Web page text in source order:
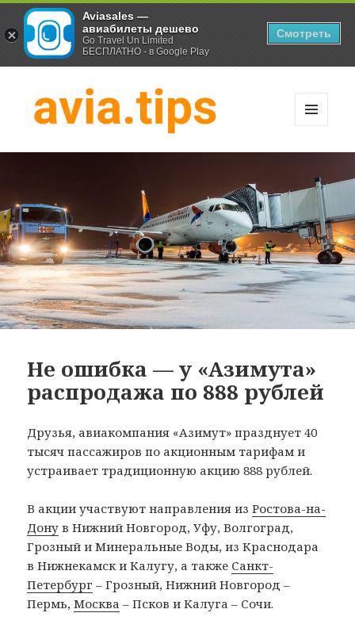
путешественников
Не ошибка — у «Азимута»
распродажа по 888 рублей
Друзья, авиакомпания «Азимут» празднует 40
тысяч пассажиров по акционным тарифам и
устраивает традиционную акцию 888 рублей.
В акции участвуют направления изРостова-на-
Дону в Нижний Новгород, Уфу, Волгоград,
Грозный и Минеральные Воды, из Краснодара
в Нижнекамск и Калугу, а также Санкт-
Петербург – Грозный, Нижний Новгород –
Пермь,Москва – Псков и Калуга – Сочи.
Aviasales —
авиабилеты дешево
Go Travel Un Limited
БЕСПЛАТНО - в Google Play
Смотреть